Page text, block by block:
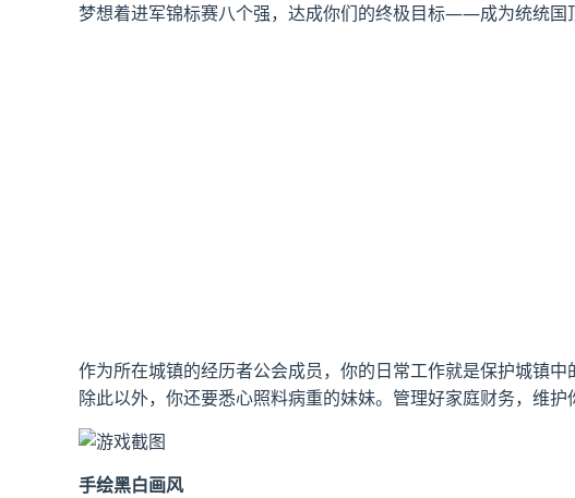
梦想着进军锦标赛八个强，达成你们的终极目标——成为统统国
作为所在城镇的经历者公会成员，你的日常工作就是保护城镇
除此以外，你还要悉心照料病重的妹妹。管理好家庭财务，维
手绘黑白画风